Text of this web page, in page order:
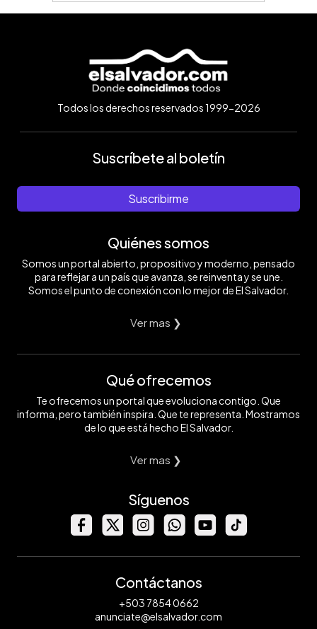
Todos los derechos reservados 1999-2026
Suscríbete al boletín
Suscribirme
Quiénes somos
Somos un portal abierto, propositivo y moderno, pensado
para reflejar a un país que avanza, se reinventa y se une.
Somos el punto de conexión con lo mejor de El Salvador.
Ver mas ❯
Qué ofrecemos
Te ofrecemos un portal que evoluciona contigo. Que
informa, pero también inspira. Que te representa. Mostramos
de lo que está hecho El Salvador.
Ver mas ❯
Síguenos
Contáctanos
+503 7854 0662
anunciate@elsalvador.com